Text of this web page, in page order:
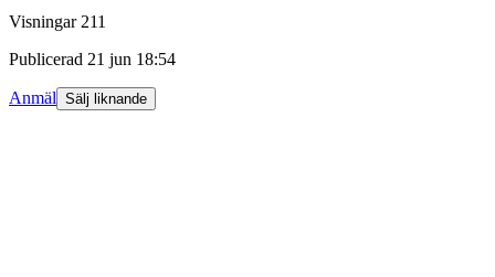
Visningar 211
Publicerad 21 jun 18:54
Anmäl Sälj liknande